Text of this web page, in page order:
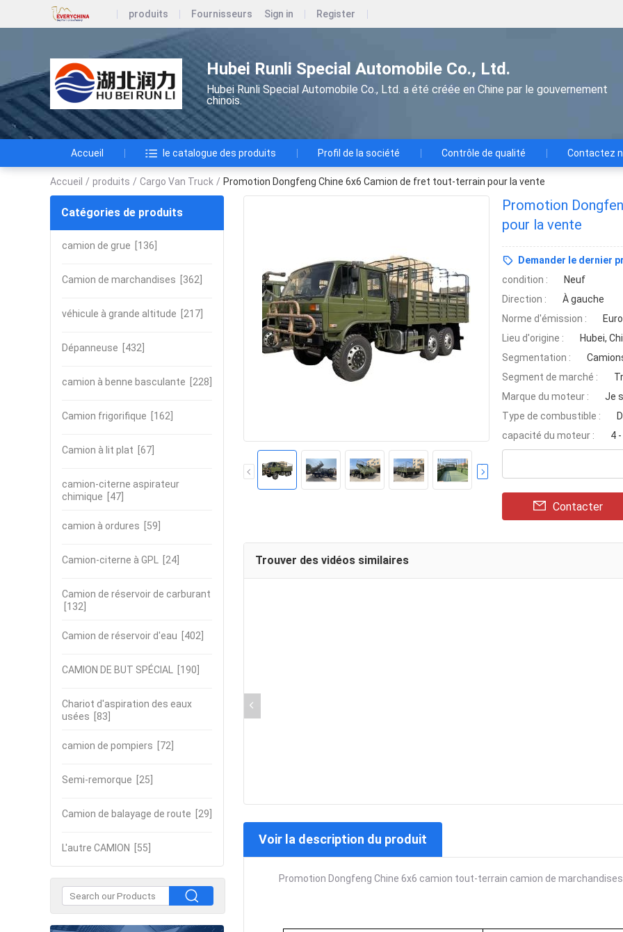
produits Fournisseurs Sign in Register
Hubei Runli Special Automobile Co., Ltd.
Hubei Runli Special Automobile Co., Ltd. a été créée en Chine par le gouvernement
chinois.
Accueil le catalogue des produits Profil de la société Contrôle de qualité Contactez
Accueil / produits / Cargo Van Truck / Promotion Dongfeng Chine 6x6 Camion de fret tout-terrain pour la vente
Catégories de produits
camion de grue [136]
Camion de marchandises [362]
véhicule à grande altitude [217]
Dépanneuse [432]
camion à benne basculante [228]
Camion frigorifique [162]
Camion à lit plat [67]
camion-citerne aspirateur
chimique [47]
camion à ordures [59]
Camion-citerne à GPL [24]
Camion de réservoir de carburant
[132]
Camion de réservoir d'eau [402]
CAMION DE BUT SPÉCIAL [190]
Chariot d'aspiration des eaux
usées [83]
camion de pompiers [72]
Semi-remorque [25]
Camion de balayage de route [29]
L'autre CAMION [55]
Promotion
pour la vente
Demander le dernier
condition :
Neuf
Direction :
À gauche
Norme d'émission :
Lieu d'origine :
Hubei,
Segmentation :
Segment de marché :
Marque du moteur :
Je
Type de combustible :
capacité du moteur :
4
Contacter
Trouver des vidéos similaires
Voir la description du produit
Promotion Dongfeng Chine 6x6 camion tout-terrain camion de